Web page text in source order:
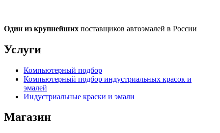
Один из крупнейших поставщиков автоэмалей в России
Услуги
Компьютерный подбор
Компьютерный подбор индустриальных красок и
эмалей
Индустриальные краски и эмали
Магазин